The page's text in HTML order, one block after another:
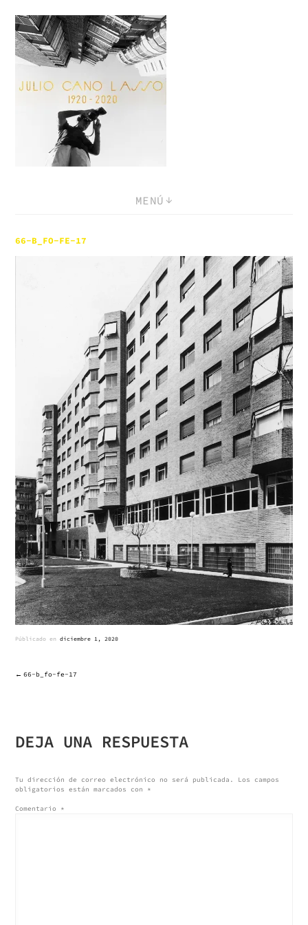
Saltar
al
contenido
MENÚ
66-B_FO-FE-17
Públicado endiciembre 1, 2020
NAVEGACIÓN
ENTRADAS
66-b_fo-fe-17
DEJA UNA RESPUESTA
Tu dirección de correo electrónico no será publicada.
Los campos
obligatorios están marcados con *
Comentario *